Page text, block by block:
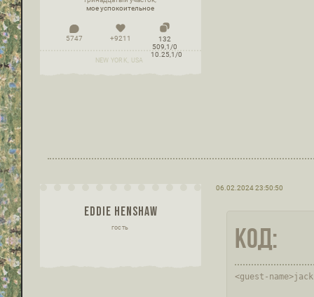
мое успокоительное
5747 +9211
132
509,1/0
10.25,1/0
NEW YORK, USA
06.02.2024 23:50:50
EDDIE HENSHAW
гость Код:
<guest-